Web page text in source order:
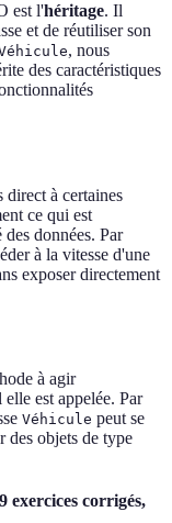
est l'héritage. Il
et de réutiliser son
, nous
des caractéristiques
direct à certaines
ce qui est
données. Par
à la vitesse d'une
exposer directement
à agir
est appelée. Par
Véhicule peut se
des objets de type
exercices corrigés,